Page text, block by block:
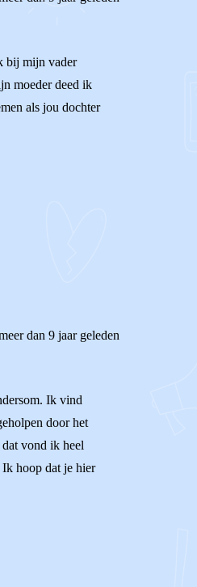
bij mijn vader
moeder deed ik
als jou dochter
dan 9 jaar geleden
Ik vind
door het
vond ik heel
Ik hoop dat je hier